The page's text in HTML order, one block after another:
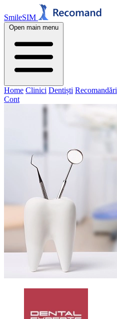
SmileSIM
Open main menu
Home Clinici Dentiști Recomandări
Cont